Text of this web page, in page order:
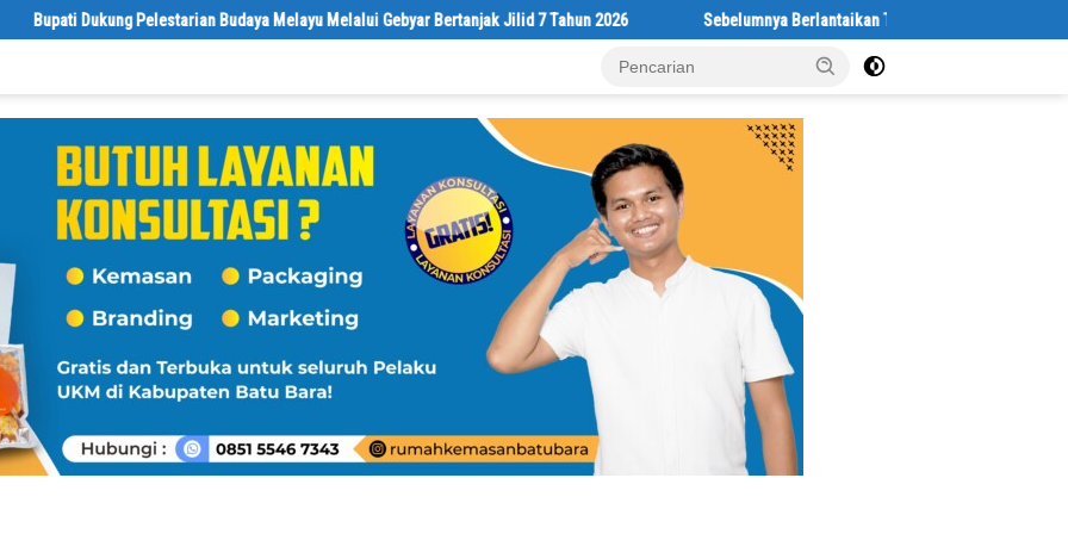
Budaya Melayu Melalui Gebyar Bertanjak Jilid 7 Tahun 2026 Sebelumnya Berlantaikan Tanah Beralaskan Tikar, Kini Ibu Paijem Nikmati